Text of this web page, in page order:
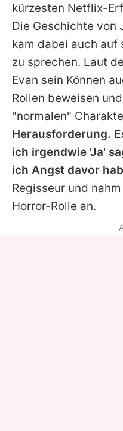
kürzesten Netflix-
Die Geschichte von
kam dabei auch
zu sprechen. Laut
Evan sein Können
Rollen beweisen
"normalen"
Herausforderung.
ich irgendwie 'Ja'
ich Angst davor
Regisseur und
Horror-Rolle an.